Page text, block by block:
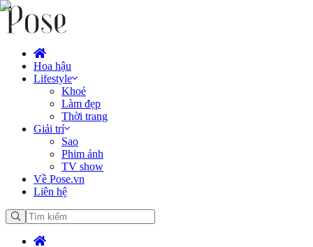
Hoa hậu
Lifestyle
Khoẻ
Làm đẹp
Thời trang
Giải trí
Sao
Phim ảnh
TV show
Về Pose.vn
Liên hệ